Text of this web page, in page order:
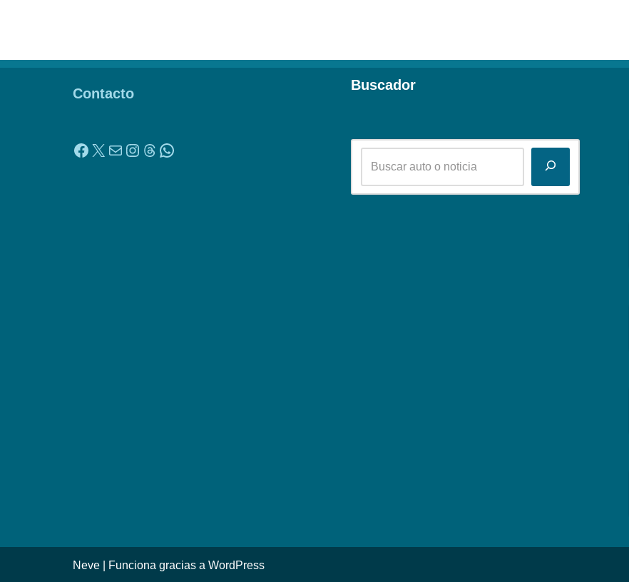
Contacto
Buscador
Neve | Funciona gracias a WordPress